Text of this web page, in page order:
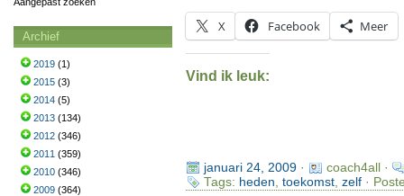
X Facebook Meer
Vind ik leuk:
januari 24, 2009·
coach4all ·
Tags: heden toekomst, zelf·
Archief
2019 (1)
2015 (3)
2014 (5)
2013 (134)
2012 (346)
2011 (359)
2010 (346)
2009 (364)